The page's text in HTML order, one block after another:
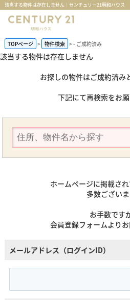
該当する物件は存在しません｜センチュリー21明和ハウス
TOPページ 物件検索 - ご成約済み
該当する物件は存在しません
お探しの物件はご成約済み
下記にて再検索をお願
ホームページに掲載さ
多数ございま
お手数ですが
会員登録フォームよりお
メールアドレス（ログインID）